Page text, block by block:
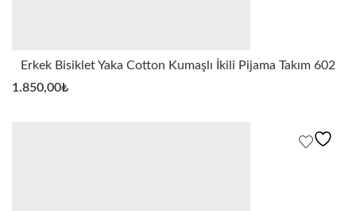
Erkek Bisiklet Yaka Cotton Kumaşlı İkili Pijama Takım 602
1.850,00₺